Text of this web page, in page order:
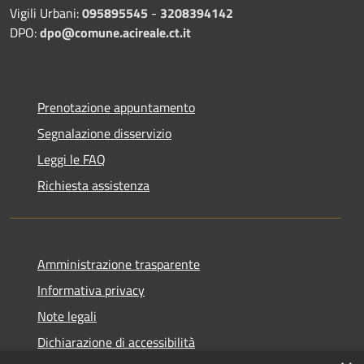
Vigili Urbani:095895545 - 3208394142
DPO:dpo@comune.acireale.ct.it
Prenotazione appuntamento
Segnalazione disservizio
Leggi le FAQ
Richiesta assistenza
Amministrazione trasparente
Informativa privacy
Note legali
Dichiarazione di accessibilità